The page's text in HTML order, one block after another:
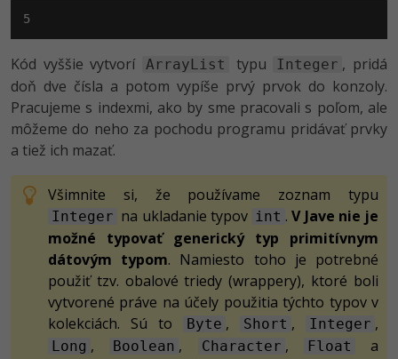
5
Kód vyššie vytvorí ArrayList typu Integer , pridá
doň dve čísla a potom vypíše prvý prvok do konzoly.
Pracujeme s indexmi, ako by sme pracovali s poľom, ale
môžeme do neho za pochodu programu pridávať prvky
a tiež ich mazať.
Všimnite si, že používame zoznam typu
Integer na ukladanie typov int .V Jave nie je
možné typovať generický typ primitívnym
dátovým typom. Namiesto toho je potrebné
použiť tzv. obalové triedy (wrappery), ktoré boli
vytvorené práve na účely použitia týchto typov v
kolekciách. Sú to
Byte , Short , Integer ,
Long , Boolean , Character , Float
a